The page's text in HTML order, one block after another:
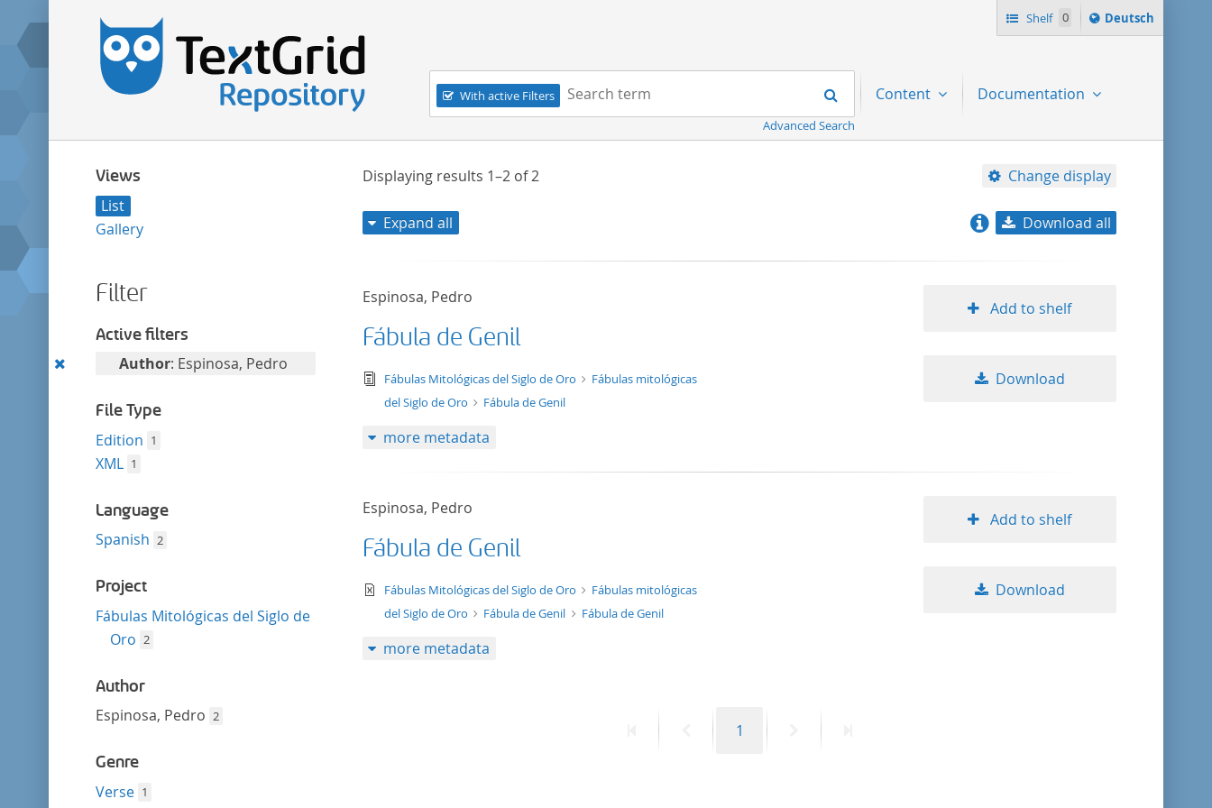
Shelf 0
Sprache
ï¿½ndern
Deutsch
Navigation
With active Filters
Search term:
Search
Advanced Search
Content Documentation
Views
List
Gallery
Filter
Active filters
Remove
filter
Author: Espinosa, Pedro
File Type
Edition 1
XML 1
Language
Spanish 2
Project
Fábulas Mitológicas del Siglo de
Oro 2
Author
Espinosa, Pedro 2
Genre
Verse 1
Displaying results 1–2of2 Change display
title ascending
Expand all Download all
Espinosa, Pedro
Fábula de Genil
text/tg.edition+tg.aggregation+xml
Fábulas Mitológicas del Siglo de Oro
Fábulas mitológicas
del Siglo de Oro
Fábula de Genil
Add to shelf
Download
more metadata
Espinosa, Pedro
Fábula de Genil
text/xml
Fábulas Mitológicas del Siglo de Oro
Fábulas mitológicas
del Siglo de Oro
Fábula de Genil Fábula de Genil
Add to shelf
Download
more metadata
PreviousPage
1